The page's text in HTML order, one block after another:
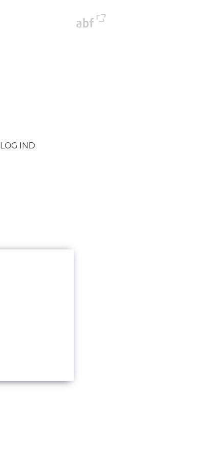
LOG IND